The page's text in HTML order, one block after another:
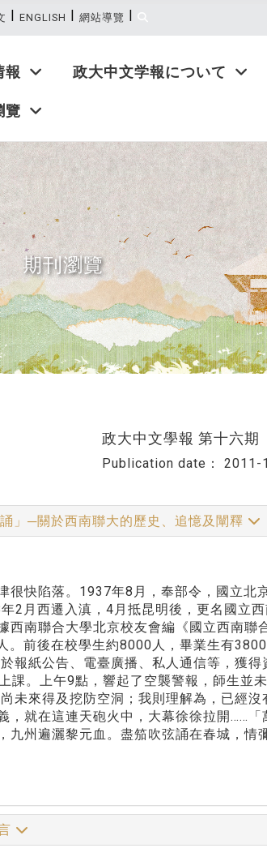
報 政大中文学報について
覽
| ENGLISH | 網站導覽 |
期刊瀏覽
政大中文學報 第十六期
Publication date： 2011-
」─關於西南聯大的歷史、追憶及闡釋
快陷落。1937年8月，奉部令，國立北
2月西遷入滇，4月抵昆明後，更名國立
西南聯合大學北京校友會編《國立西南聯
。前後在校學生約8000人，畢業生有
報紙公告、電臺廣播、私人通信等，獲
課。上午9點，響起了空襲警報，師生並
未來得及挖防空洞；我則理解為，已經
，就在這連天砲火中，大幕徐徐拉開……
九州遍灑黎元血。盡笳吹弦誦在春城，情